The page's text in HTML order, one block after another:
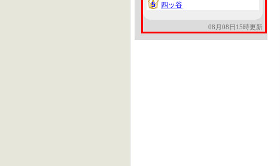
5
5 四ッ谷
08月08日15時更新